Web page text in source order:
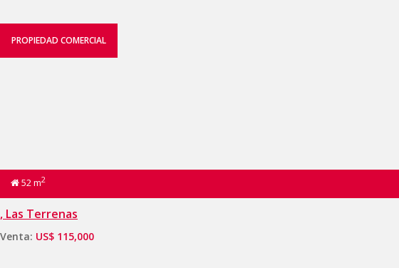
PROPIEDAD COMERCIAL
52 m2
, Las Terrenas
Venta: US$ 115,000